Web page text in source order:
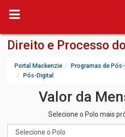
Direito e Processo
Portal Mackenzie Programas de
Pós-Digital
Valor da
Selecione o Polo mais